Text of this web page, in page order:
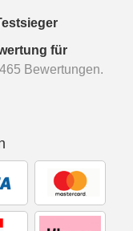
für
Bewertungen.